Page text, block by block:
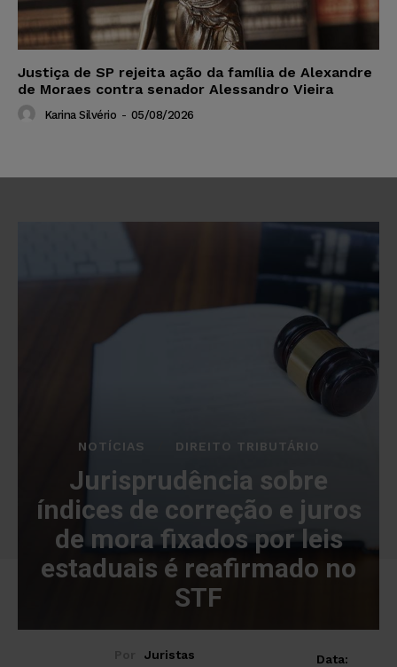
Justiça de SP rejeita ação da família de Alexandre
de Moraes contra senador Alessandro Vieira
Karina Silvério - 05/08/2026